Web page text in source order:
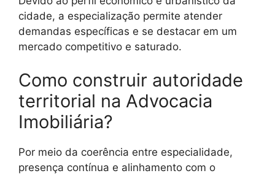
cidade, a especialização permite atender
demandas específicas e se destacar em um
mercado competitivo e saturado.
Como construir autoridade
territorial na Advocacia
Imobiliária?
Por meio da coerência entre especialidade,
presença contínua e alinhamento com o